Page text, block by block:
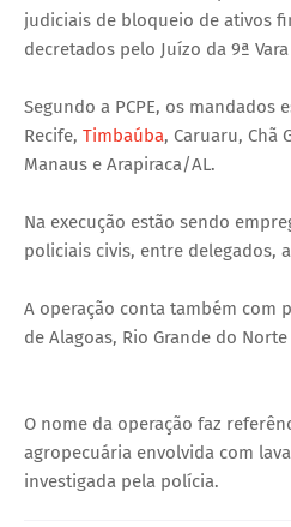
judiciais de bloqueio de ativos
decretados pelo Juízo da 9ª
Segundo a PCPE, os mandados
Recife, Timbaúba, Caruaru, Chã
Manaus e Arapiraca/AL.
Na execução estão sendo
policiais civis, entre delegados,
A operação conta também com
de Alagoas, Rio Grande do
O nome da operação faz
agropecuária envolvida com
investigada pela polícia.